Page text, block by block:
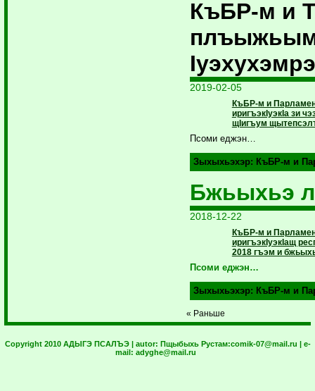
КъБР-м и
Iуэхухэмрэ
2019-02-05
КъБР-м и
иригъэкIуэкIа зи
щIигъум
Псоми еджэн…
Зыхыхьэхэр: КъБР-м и
Бжьыхьэ
2018-12-22
КъБР-м и
иригъэкIуэкIащ
2018 гъэм и
Псоми еджэн…
Зыхыхьэхэр: КъБР-м и
« Раньше
Copyright 2010 АДЫГЭ ПСАЛЪЭ | autor: Пщыбыхь Рустам:comik-07@mail.ru | e-
mail: adyghe@mail.ru